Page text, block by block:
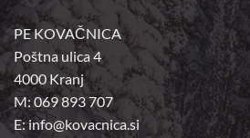
BSC, d.o.o., Kranj
Cesta Staneta Žagarja 37
4000 Kranj